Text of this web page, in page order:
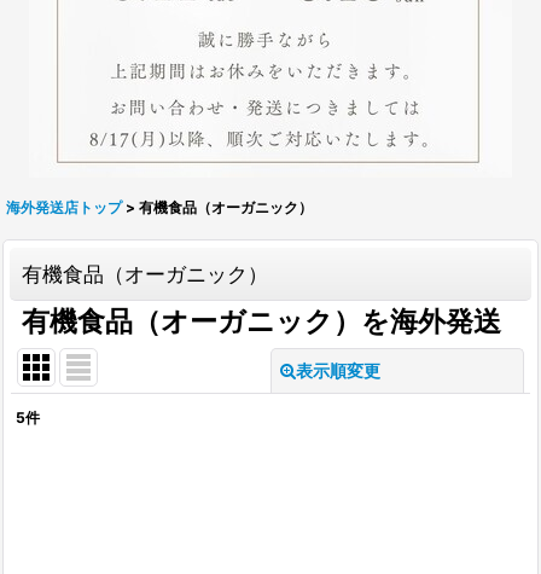
海外発送店トップ > 有機食品（オーガニック）
有機食品（オーガニック）
有機食品（オーガニック）を海外発送
表示順変更
5件